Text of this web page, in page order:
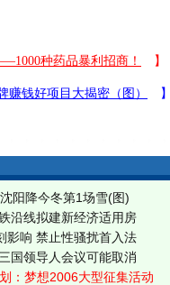
阳降今冬第1场雪(图)
沿线拟建新经济适用房
影响 禁止性骚扰首入法
国领导人会议可能取消
：梦想2006大型征集活动